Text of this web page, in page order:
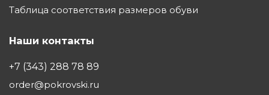
Таблица соответствия размеров обуви
Наши контакты
+7 (343) 288 78 89
order@pokrovski.ru